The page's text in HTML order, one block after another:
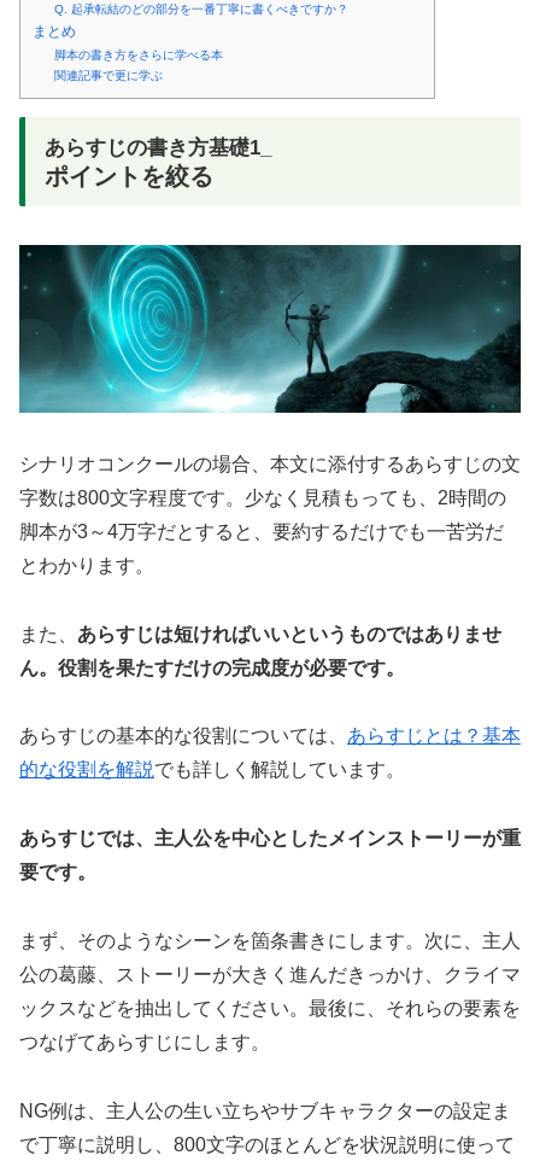
Q. 起承転結のどの部分を一番丁寧に書くべきですか？
まとめ
脚本の書き方をさらに学べる本
関連記事で更に学ぶ
あらすじの書き方基礎1_
ポイントを絞る
シナリオコンクールの場合、本文に添付するあらすじの文
字数は800文字程度です。少なく見積もっても、2時間の
脚本が3～4万字だとすると、要約するだけでも一苦労だ
とわかります。
また、 あらすじは短ければいいというものではありませ
ん。役割を果たすだけの完成度が必要です。
あらすじの基本的な役割については、 あらすじとは？基本
的な役割を解説でも詳しく解説しています。
あらすじでは、主人公を中心としたメインストーリーが重
要です。
まず、そのようなシーンを箇条書きにします。次に、主人
公の葛藤、ストーリーが大きく進んだきっかけ、クライマ
ックスなどを抽出してください。最後に、それらの要素を
つなげてあらすじにします。
NG例は、主人公の生い立ちやサブキャラクターの設定ま
で丁寧に説明し、800文字のほとんどを状況説明に使って